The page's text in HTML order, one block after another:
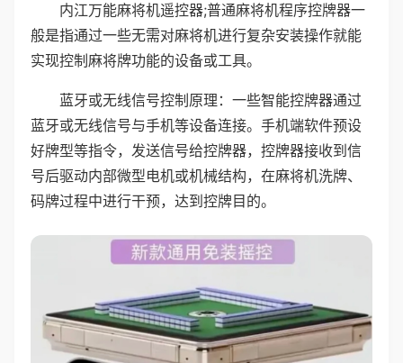
内江万能麻将机遥控器;普通麻将机程序控牌器一
般是指通过一些无需对麻将机进行复杂安装操作就能
实现控制麻将牌功能的设备或工具。
蓝牙或无线信号控制原理：一些智能控牌器通过
蓝牙或无线信号与手机等设备连接。手机端软件预设
好牌型等指令，发送信号给控牌器，控牌器接收到信
号后驱动内部微型电机或机械结构，在麻将机洗牌、
码牌过程中进行干预，达到控牌目的。